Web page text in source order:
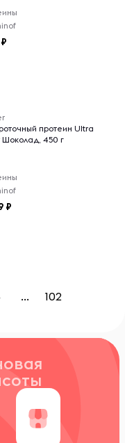
протеин Ultra
Шоколад, 450 г
... 102